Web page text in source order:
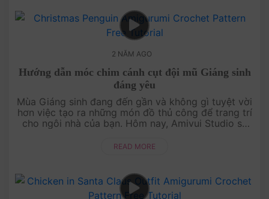
2 NĂM AGO
Hướng dẫn móc chim cánh cụt đội mũ Giáng sinh
đáng yêu
Mùa Giáng sinh đang đến gần và không gì tuyệt vời
hơn việc tạo ra những món đồ thủ công để trang trí
cho ngôi nhà của bạn. Hôm nay, Amivui Studio sẽ
đội mũ ....
READ MORE